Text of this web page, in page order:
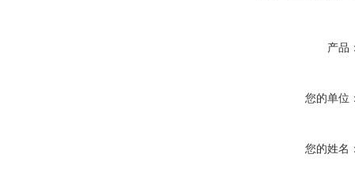
产品
您的单位
您的姓名